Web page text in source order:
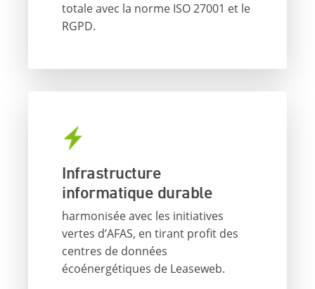
totale avec la norme ISO 27001 et le
RGPD.
Infrastructure
informatique durable
harmonisée avec les initiatives
vertes d’AFAS, en tirant profit des
centres de données
écoénergétiques de Leaseweb.